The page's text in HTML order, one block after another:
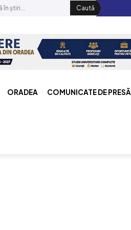
Caută
ORADEA COMUNICATE DE PRESĂ